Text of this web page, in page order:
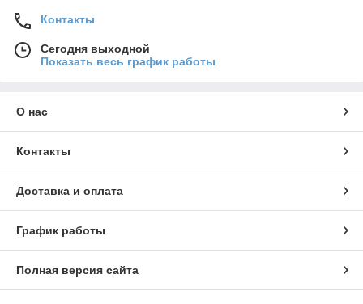
Контакты
Сегодня выходной
Показать весь график работы
О нас
Контакты
Доставка и оплата
График работы
Полная версия сайта